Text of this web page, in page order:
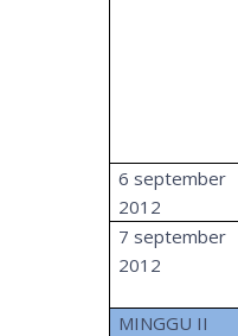
6 september
2012
7 september
2012
MINGGU II